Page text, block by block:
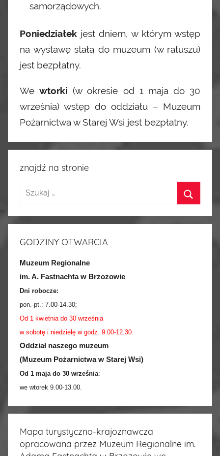
samorządowych.
Poniedziałek jest dniem, w którym wstęp
na wystawę stałą do muzeum (w ratuszu)
jest bezpłatny.
Wewtorki (w okresie od 1 maja do 30
września) wstęp do oddziału – Muzeum
Pożarnictwa w Starej Wsi jest bezpłatny.
znajdź na stronie
GODZINY OTWARCIA
Muzeum Regionalne
im. A. Fastnachta w Brzozowie
Dni robocze:
pon.-pt.: 7.00-14.30;
Od 1 kwietnia do 30 września
w sobotę i niedzielę w godz. 9.00-12.30.
Oddział naszego muzeum
(Muzeum Pożarnictwa w Starej Wsi)
Od 1 maja do 30 września:
we wtorek 9.00-13.00.
Mapa turystyczno-krajoznawcza
opracowana przez Muzeum Regionalne im.